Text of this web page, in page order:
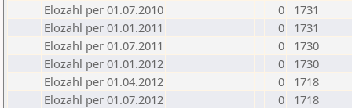
Elozahl per 01.07.2010
0
1731
Elozahl per 01.01.2011
0
1731
Elozahl per 01.07.2011
0
1730
Elozahl per 01.01.2012
0
1730
Elozahl per 01.04.2012
0
1718
Elozahl per 01.07.2012
0
1718